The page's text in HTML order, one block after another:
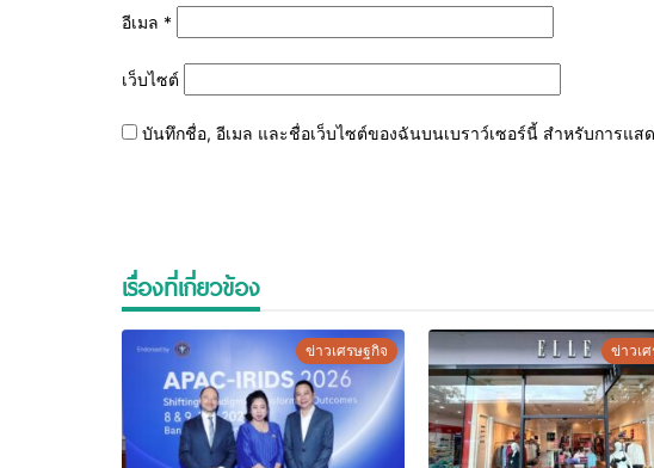
อีเมล *
เว็บไซต์
บันทึกชื่อ, อีเมล และชื่อเว็บไซต์ของฉันบนเบราว์เซอร์นี้ สำหรับการแส
เรื่องที่เกี่ยวข้อง
ข่าวเศรษฐกิจ ข่าวเ